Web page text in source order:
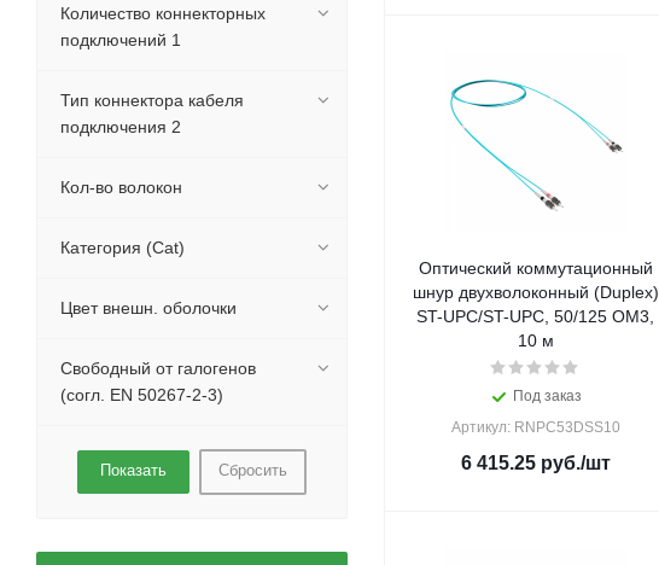
Оптический коммутационный
шнур двухволоконный (Duplex)
ST-UPC/ST-UPC, 50/125 OM3,
10 м
Под заказ
Артикул: RNPC53DSS10
6 415.25руб./шт
Количество коннекторных
подключений 1
Тип коннектора кабеля
подключения 2
Кол-во волокон
Категория (Cat)
Цвет внешн. оболочки
Свободный от галогенов
(согл. EN 50267-2-3)
Сбросить